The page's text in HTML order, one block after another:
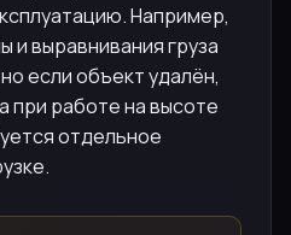
Например,
и выравнивания груза
если объект удалён,
при работе на высоте
отдельное